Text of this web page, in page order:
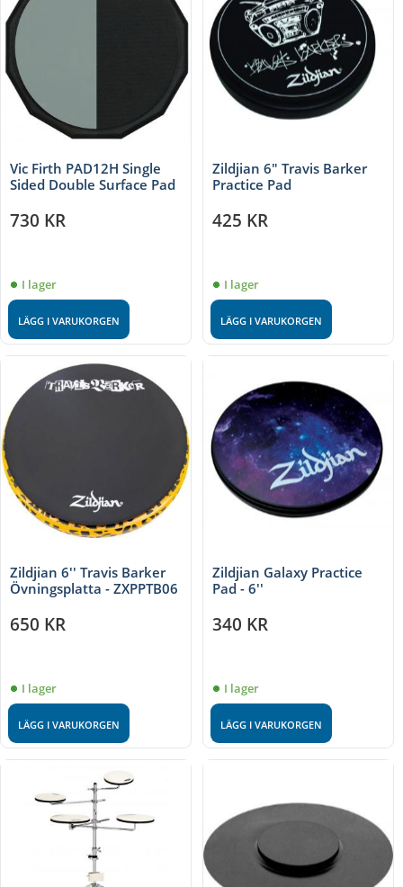
Vic Firth PAD12H Single
Sided Double Surface Pad
730 KR
I lager
LÄGG I VARUKORGEN
Zildjian 6" Travis Barker
Practice Pad
425 KR
I lager
LÄGG I VARUKORGEN
Zildjian 6'' Travis Barker
Övningsplatta - ZXPPTB06
650 KR
I lager
LÄGG I VARUKORGEN
Zildjian Galaxy Practice
Pad - 6''
340 KR
I lager
LÄGG I VARUKORGEN